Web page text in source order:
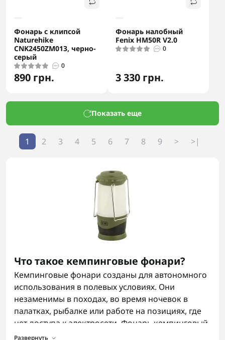
Фонарь с клипсой
Naturehike
CNK2450ZM013, черно-
серый
0
890 грн.
Фонарь налобный
Fenix HM50R V2.0
0
3 330 грн.
Показать еще
1 2 3 4 5 6 7 8 9 > >|
Что такое кемпинговые фонари?
Кемпинговые фонари созданы для автономного
использования в полевых условиях. Они
незаменимы в походах, во время ночевок в
палатках, рыбалке или работе на позициях, где
нет доступа к электросети. Фонарь кемпинговый
часто имеет светодиодную систему, работает от
Развернуть